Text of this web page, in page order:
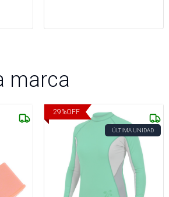
marca
29%OFF
ÚLTIMA UNIDAD